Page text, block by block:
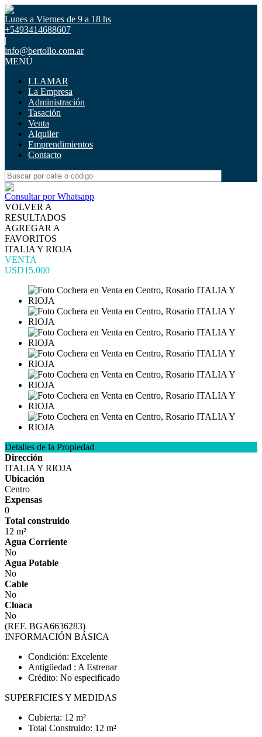
Lunes a Viernes de 9 a 18 hs
+5493414688607
|
info@bertollo.com.ar
MENÚ
LLAMAR
La Empresa
Administración
Tasación
Venta
Alquiler
Emprendimientos
Contacto
Consultar por Whatsapp
VOLVER A
RESULTADOS
AGREGAR A
FAVORITOS
ITALIA Y RIOJA
VENTA
USD15.000
Detalles de la Propiedad
Dirección
ITALIA Y RIOJA
Ubicación
Centro
Expensas
0
Total construido
12 m²
Agua Corriente
No
Agua Potable
No
Cable
No
Cloaca
No
(REF. BGA6636283)
INFORMACIÓN BÁSICA
Condición: Excelente
Antigüedad : A Estrenar
Crédito: No especificado
SUPERFICIES Y MEDIDAS
Cubierta: 12 m²
Total Construido: 12 m²